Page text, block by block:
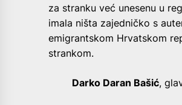
za stranku već unesenu u
imala ništa zajedničko s
emigrantskom Hrvatskom
strankom.
Darko Daran Bašić,